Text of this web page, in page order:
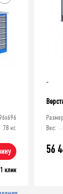
78 кг.
клик
-
Вес:
56